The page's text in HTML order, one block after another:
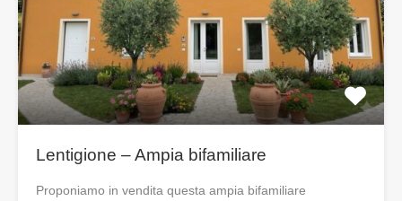
Lentigione – Ampia bifamiliare
Proponiamo in vendita questa ampia bifamiliare